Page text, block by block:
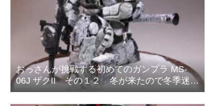
おっさんが挑戦する初めてのガンプラ MS-
06J ザクII その１２ 冬が来たので冬季迷彩
塗装をはじめました。